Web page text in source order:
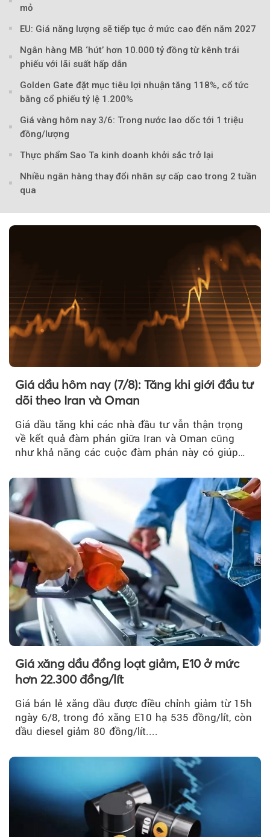
Theo
mỏ
EU: Giá năng lượng sẽ tiếp tục ở mức cao đến năm 2027
Ngân hàng MB ‘hút’ hơn 10.000 tỷ đồng từ kênh trái
phiếu với lãi suất hấp dẫn
Golden Gate đặt mục tiêu lợi nhuận tăng 118%, cổ tức
bằng cổ phiếu tỷ lệ 1.200%
Giá vàng hôm nay 3/6: Trong nước lao dốc tới 1 triệu
đồng/lượng
Thực phẩm Sao Ta kinh doanh khởi sắc trở lại
Nhiều ngân hàng thay đổi nhân sự cấp cao trong 2 tuần
qua
Giá dầu hôm nay (7/8): Tăng khi giới đầu tư
dõi theo Iran và Oman
Giá dầu tăng khi các nhà đầu tư vẫn thận trọng
về kết quả đàm phán giữa Iran và Oman cũng
như khả năng các cuộc đàm phán này có giúp
Hormuz hay không.
Giá xăng dầu đồng loạt giảm, E10 ở mức
hơn 22.300 đồng/lít
Giá bán lẻ xăng dầu được điều chỉnh giảm từ 15h
ngày 6/8, trong đó xăng E10 hạ 535 đồng/lít, còn
dầu diesel giảm 80 đồng/lít....